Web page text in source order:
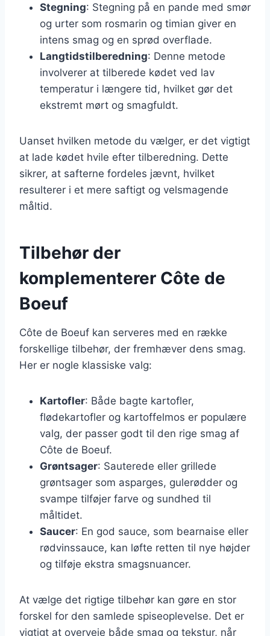
Stegning: Stegning på en pande med smør
og urter som rosmarin og timian giver en
intens smag og en sprød overflade.
Langtidstilberedning: Denne metode
involverer at tilberede kødet ved lav
temperatur i længere tid, hvilket gør det
ekstremt mørt og smagfuldt.
Uanset hvilken metode du vælger, er det vigtigt
at lade kødet hvile efter tilberedning. Dette
sikrer, at safterne fordeles jævnt, hvilket
resulterer i et mere saftigt og velsmagende
måltid.
Tilbehør der
komplementerer Côte de
Boeuf
Côte de Boeuf kan serveres med en række
forskellige tilbehør, der fremhæver dens smag.
Her er nogle klassiske valg:
Kartofler: Både bagte kartofler,
flødekartofler og kartoffelmos er populære
valg, der passer godt til den rige smag af
Côte de Boeuf.
Grøntsager: Sauterede eller grillede
grøntsager som asparges, gulerødder og
svampe tilføjer farve og sundhed til
måltidet.
Saucer: En god sauce, som bearnaise eller
rødvinssauce, kan løfte retten til nye højder
og tilføje ekstra smagsnuancer.
At vælge det rigtige tilbehør kan gøre en stor
forskel for den samlede spiseoplevelse. Det er
vigtigt at overveje både smag og tekstur, når